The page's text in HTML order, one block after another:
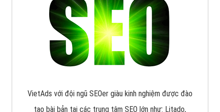
VietAds với đội ngũ SEOer giàu kinh nghiệm được đào
tạo bài bản tại các trung tâm SEO lớn như: Litado,